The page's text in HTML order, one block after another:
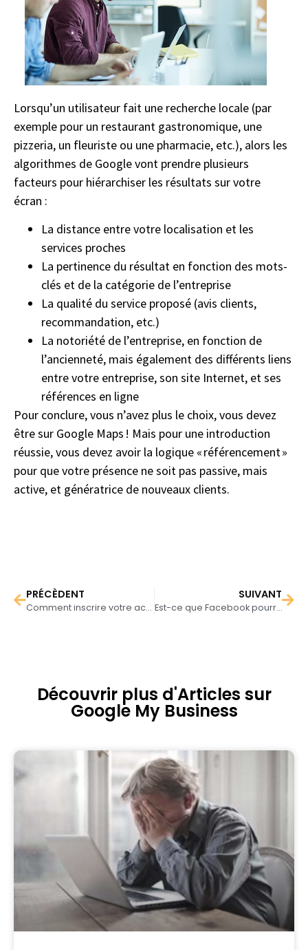
Lorsqu’un utilisateur fait une recherche locale (par
exemple pour un restaurant gastronomique, une
pizzeria, un fleuriste ou une pharmacie, etc.), alors les
algorithmes de Google vont prendre plusieurs
facteurs pour hiérarchiser les résultats sur votre
écran :
La distance entre votre localisation et les
services proches
La pertinence du résultat en fonction des mots-
clés et de la catégorie de l’entreprise
La qualité du service proposé (avis clients,
recommandation, etc.)
La notoriété de l’entreprise, en fonction de
l’ancienneté, mais également des différents liens
entre votre entreprise, son site Internet, et ses
références en ligne
Pour conclure, vous n’avez plus le choix, vous devez
être sur Google Maps ! Mais pour une introduction
réussie, vous devez avoir la logique « référencement »
pour que votre présence ne soit pas passive, mais
active, et génératrice de nouveaux clients.
PRÉCÈDENT
Comment inscrire votre activité sur Google Maps & Google my Business ?
SUIVANT
Est-ce que Facebook pourrait devenir une alternative au moteur de recherche de Google ?
Découvrir plus d'Articles sur
Google My Business